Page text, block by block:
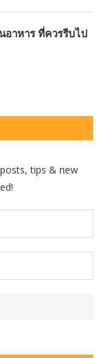
อาหาร ที่ควรรีบไป
tips & new